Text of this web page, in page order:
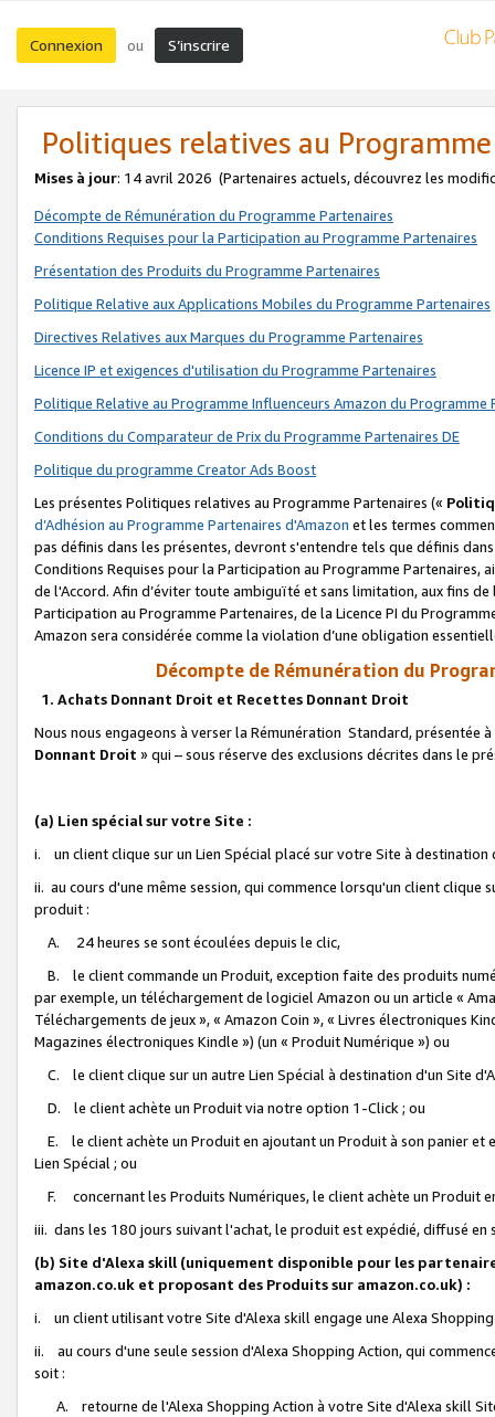
Connexion ou S’inscrire
Politiques relatives au
Mises à jour: 14 avril 2026 (Partenaires actuels, découvrez les
Décompte de Rémunération du Programme Partenaires
Conditions Requises pour la Participation au Programme Partenaires
Présentation des Produits du Programme Partenaires
Politique Relative aux Applications Mobiles du Programme Partenaires
Directives Relatives aux Marques du Programme Partenaires
Licence IP et exigences d'utilisation du Programme Partenaires
Politique Relative au Programme Influenceurs Amazon du Programme
Conditions du Comparateur de Prix du Programme Partenaires DE
Politique du programme Creator Ads Boost
Les présentes Politiques relatives au Programme Partenaires («
d’Adhésion au Programme Partenaires d'Amazon et les termes
pas définis dans les présentes, devront s'entendre tels que définis
Conditions Requises pour la Participation au Programme Partenaires,
de l'Accord. Afin d’éviter toute ambiguïté et sans limitation, aux fins
Participation au Programme Partenaires, de la Licence PI du
Amazon sera considérée comme la violation d’une obligation
Décompte de Rémunération du
1. Achats Donnant Droit et Recettes Donnant Droit
Nous nous engageons à verser la Rémunération Standard, présentée
Donnant Droit » qui – sous réserve des exclusions décrites dans le
(a) Lien spécial sur votre Site :
i. un client clique sur un Lien Spécial placé sur votre Site à destination
ii. au cours d'une même session, qui commence lorsqu'un client
produit :
A. 24 heures se sont écoulées depuis le clic,
B. le client commande un Produit, exception faite des produits
par exemple, un téléchargement de logiciel Amazon ou un article «
Téléchargements de jeux », « Amazon Coin », « Livres électroniques
Magazines électroniques Kindle ») (un « Produit Numérique ») ou
C. le client clique sur un autre Lien Spécial à destination d'un Site
D. le client achète un Produit via notre option 1-Click ; ou
E. le client achète un Produit en ajoutant un Produit à son panier et
Lien Spécial ; ou
F. concernant les Produits Numériques, le client achète un Produit
iii. dans les 180 jours suivant l'achat, le produit est expédié, diffusé
(b) Site d'Alexa skill (uniquement disponible pour les
amazon.co.uk et proposant des Produits sur amazon.co.uk) :
i. un client utilisant votre Site d'Alexa skill engage une Alexa
ii. au cours d'une seule session d'Alexa Shopping Action, qui
soit :
A. retourne de l'Alexa Shopping Action à votre Site d'Alexa skill